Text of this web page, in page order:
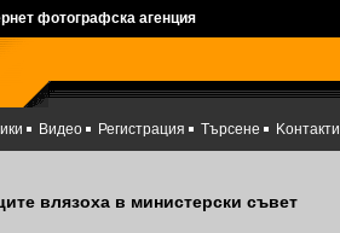
фотографска агенция
Видео Регистрация Търсене Kонтакти
влязоха в министерски съвет